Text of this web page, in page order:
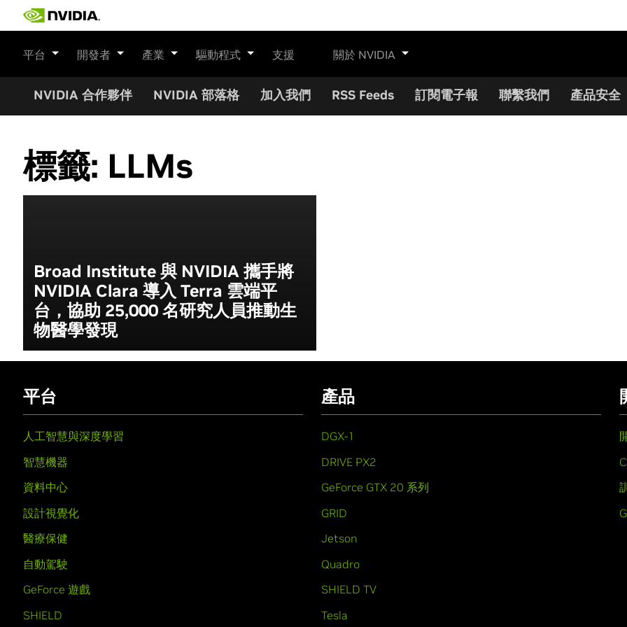
平台 開發者 產業 驅動程式 支援 關於 NVIDIA
NVIDIA 合作夥伴 NVIDIA 部落格 加入我們 RSS Feeds 訂閱電子報 聯繫我們 產品安全
標籤: LLMs
Broad Institute 與 NVIDIA 攜手將
NVIDIA Clara 導入 Terra 雲端平
台，協助 25,000 名研究人員推動生
物醫學發現
平台
人工智慧與深度學習
智慧機器
資料中心
設計視覺化
醫療保健
自動駕駛
GeForce 遊戲
SHIELD
產品
DGX-1
DRIVE PX2
GeForce GTX 20 系列
GRID
Jetson
Quadro
SHIELD TV
Tesla